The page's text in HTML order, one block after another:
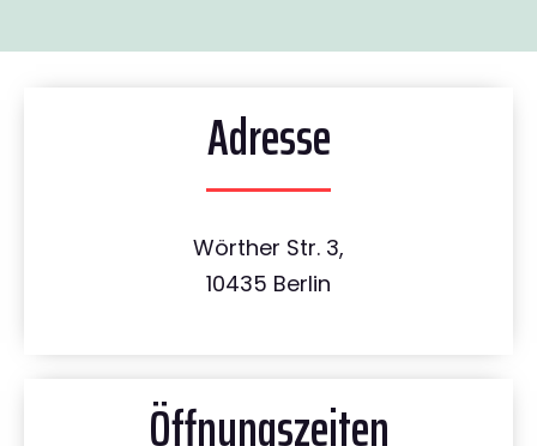
Adresse
Wörther Str. 3,
10435 Berlin
Öffnungszeiten